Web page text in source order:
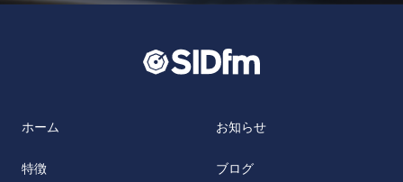
ホーム
特徴
お知らせ
ブログ